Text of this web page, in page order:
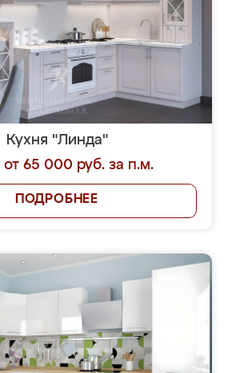
Кухня "Линда"
от 65 000 руб. за п.м.
ПОДРОБНЕЕ